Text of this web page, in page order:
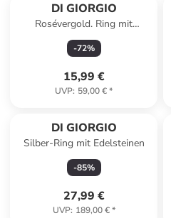
DI GIORGIO
Rosévergold. Ring mit
Edelsteinen
-72%
15,99 €
UVP: 59,00 €*
DI GIORGIO
Silber-Ring mit Edelsteinen
-85%
27,99 €
UVP: 189,00 €*